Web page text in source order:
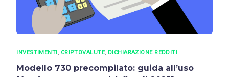
INVESTIMENTI CRIPTOVALUTE, DICHIARAZIONE REDDITI
Modello 730 precompilato: guida all’uso